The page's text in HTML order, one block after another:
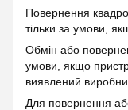
Повернення
тільки за умови,
Обмін або
умови, якщо
виявлений
Для повернення